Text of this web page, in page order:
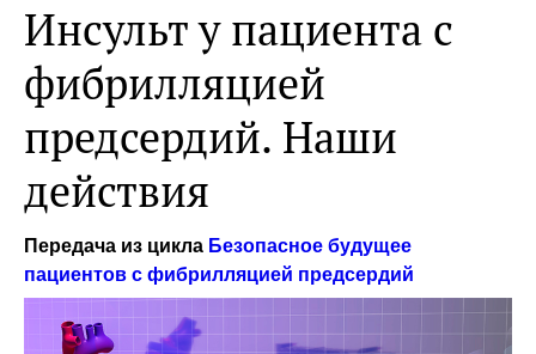
Инсульт у пациента с
фибрилляцией
предсердий. Наши
действия
Передача из цикла Безопасное будущее
пациентов с фибрилляцией предсердий